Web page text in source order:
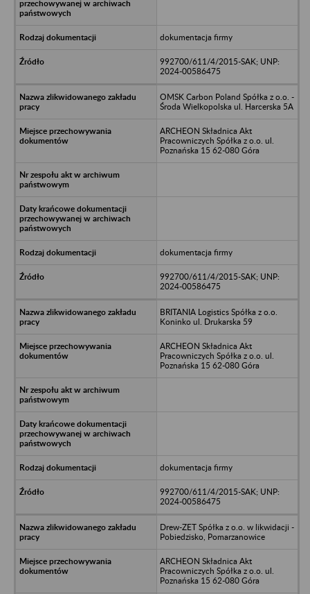
dokumentacja firmy
992700/611/4/2015-SAK; UNP:
2024-00586475
OMSK Carbon Poland Spółka z o.o. -
Środa Wielkopolska ul. Harcerska 5A
ARCHEON Składnica Akt
Pracowniczych Spółka z o.o. ul.
Poznańska 15 62-080 Góra
dokumentacja firmy
992700/611/4/2015-SAK; UNP:
2024-00586475
BRITANIA Logistics Spółka z o.o.
Koninko ul. Drukarska 59
ARCHEON Składnica Akt
Pracowniczych Spółka z o.o. ul.
Poznańska 15 62-080 Góra
dokumentacja firmy
992700/611/4/2015-SAK; UNP:
2024-00586475
Drew-ZET Spółka z o.o. w likwidacji -
Pobiedzisko, Pomarzanowice
ARCHEON Składnica Akt
Pracowniczych Spółka z o.o. ul.
Poznańska 15 62-080 Góra